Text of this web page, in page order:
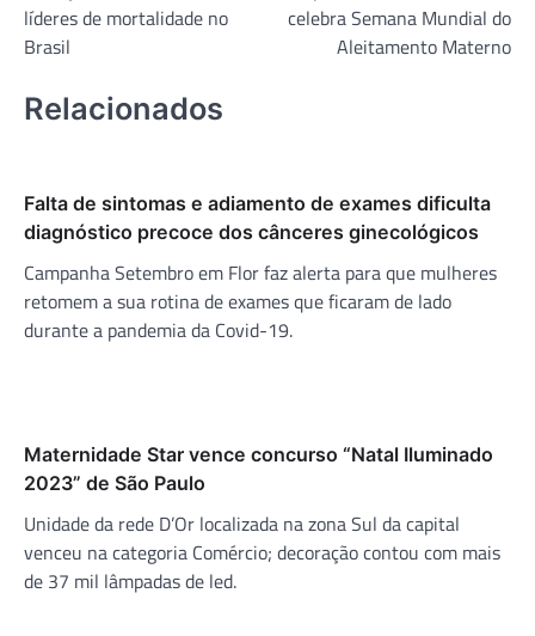
Post
líderes de mortalidade no
Brasil
celebra Semana Mundial do
Aleitamento Materno
Relacionados
Falta de sintomas e adiamento de exames dificulta
diagnóstico precoce dos cânceres ginecológicos
Campanha Setembro em Flor faz alerta para que mulheres
retomem a sua rotina de exames que ficaram de lado
durante a pandemia da Covid-19.
Maternidade Star vence concurso “Natal Iluminado
2023” de São Paulo
Unidade da rede D’Or localizada na zona Sul da capital
venceu na categoria Comércio; decoração contou com mais
de 37 mil lâmpadas de led.